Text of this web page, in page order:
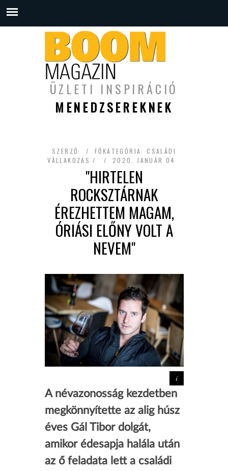
ÜZLETI INSPIRÁCIÓ
MENEDZSEREKNEK
SZERZŐ: FŐKATEGÓRIA:CSALÁDI
VÁLLAKOZÁS
2020. JANUÁR 04
"HIRTELEN
ROCKSZTÁRNAK
ÉREZHETTEM MAGAM,
ÓRIÁSI ELŐNY VOLT A
NEVEM"
A névazonosság kezdetben
megkönnyítette az alig húsz
éves Gál Tibor dolgát,
amikor édesapja halála után
az ő feladata lett a családi